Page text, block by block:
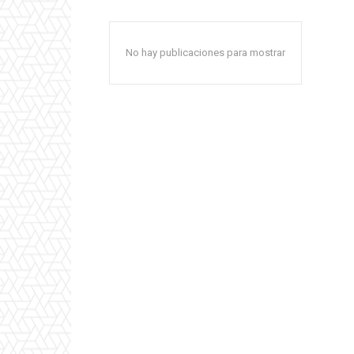
No hay publicaciones para mostrar